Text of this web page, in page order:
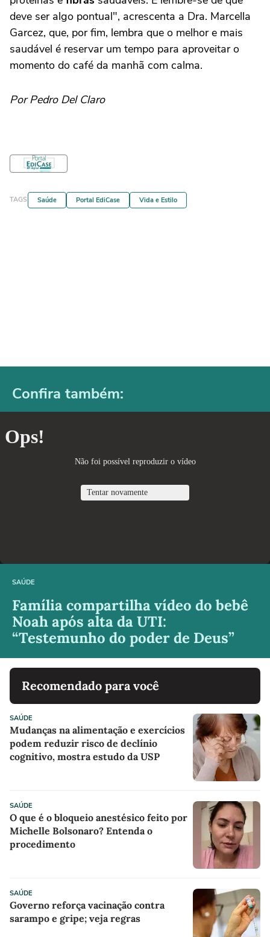
deve ser algo pontual", acrescenta a Dra. Marcella
Garcez, que, por fim, lembra que o melhor e mais
saudável é reservar um tempo para aproveitar o
momento do café da manhã com calma.
Por Pedro Del Claro
TAGS Saúde Portal EdiCase Vida e Estilo
Confira também:
SAÚDE
Família compartilha vídeo do bebê
Noah após alta da UTI:
“Testemunho do poder de Deus”
Recomendado para você
SAÚDE
Mudanças na alimentação e exercícios
podem reduzir risco de declínio
cognitivo, mostra estudo da USP
SAÚDE
O que é o bloqueio anestésico feito por
Michelle Bolsonaro? Entenda o
procedimento
SAÚDE
Governo reforça vacinação contra
sarampo e gripe; veja regras